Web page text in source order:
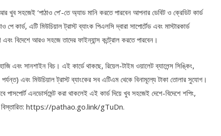
খুব সহজেই ‘পাঠাও পে’-তে অ্যাড মানি করতে পারবেন আপনার ডেবিট ও ক্রেডিট কার্ড
কার্ড, এটি মিউচিয়াল ট্রাস্ট ব্যাংক পিএলসি দ্বারা সাপোর্টেড এবং মাস্টারকার্ড
এবং বিদেশে আরও সহজে তাদের ফাইন্যান্স কন্ট্রোল করতে পারবেন।
এবং সানশাইন বিচ। এই কার্ডে থাকছে, রিয়েল-টাইম ওয়ালেট ব্যালেন্স সিঙ্কিং,
এবং মিউচিয়াল ট্রাস্ট ব্যাংকের সব এটিএম থেকে বিনামূল্যে টাকা তোলার সুযোগ।
পাসপোর্ট এনডোর্সমেন্ট করা থাকলেই এই কার্ড দিয়ে খুব সহজেই দেশে-বিদেশে শপিং,
বিস্তারিত: https://pathao.go.link/gTuDn.